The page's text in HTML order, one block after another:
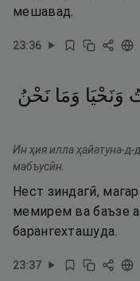
мешавад.
23:36
وَنَحْيَا وَمَا نَحْنُ
Ин ҳия илла ҳайатуна-д-
мабъусӣн.
Нест зиндагӣ,
мемирем ва баъзе
барангехташуда.
23:37